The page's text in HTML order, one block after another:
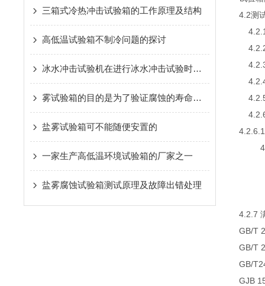
三箱式冷热冲击试验箱的工作原理及结构
高低温试验箱不制冷问题的探讨
冰水冲击试验机在进行冰水冲击试验时有什么要领
雾试验箱的目的是为了验证腐蚀的寿命长短
盐雾试验箱可不能随便安置的
一家生产高低温环境试验箱的厂家之一
盐雾腐蚀试验箱测试原理及故障出错处理
4.2测
4.2.1
4.2.4
4.2.5
4.2.7
GB/T
GB/T
GB/
GJB